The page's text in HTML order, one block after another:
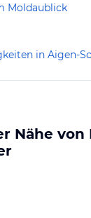
Moldaublick
in Aigen-
Nähe von